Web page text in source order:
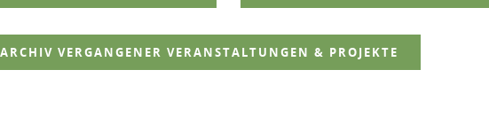
ARCHIV VERGANGENER VERANSTALTUNGEN & PROJEKTE